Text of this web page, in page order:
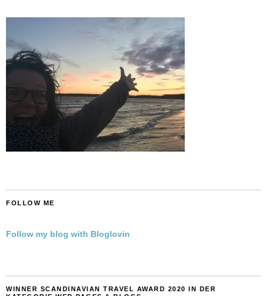
FOLLOW ME
Follow my blog with Bloglovin
WINNER SCANDINAVIAN TRAVEL AWARD 2020 IN DER